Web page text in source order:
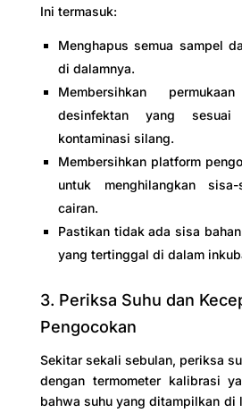
Ini termasuk:
Menghapus semua sampel
di dalamnya.
Membersihkan
desinfektan yang sesuai
kontaminasi silang.
Membersihkan platform
untuk menghilangkan
cairan.
Pastikan tidak ada sisa
yang tertinggal di dalam
3. Periksa Suhu dan
Pengocokan
Sekitar sekali sebulan, periksa
dengan termometer kalibrasi
bahwa suhu yang ditampilkan di